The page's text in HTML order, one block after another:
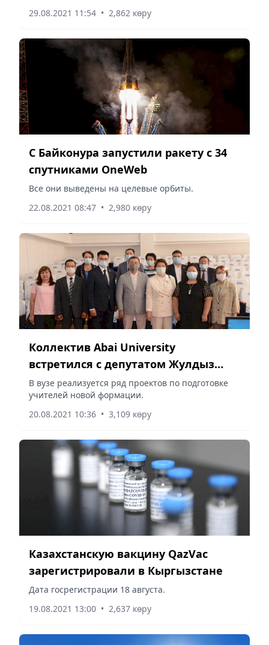
29.08.2021 11:54 • 2,862 көру
С Байконура запустили ракету с 34
спутниками OneWeb
Все они выведены на целевые орбиты.
22.08.2021 08:47 • 2,980 көру
Коллектив Abai University
встретился с депутатом Жулдыз
Сулейменовой
В вузе реализуется ряд проектов по подготовке
учителей новой формации.
20.08.2021 10:36 • 3,109 көру
Казахстанскую вакцину QazVac
зарегистрировали в Кыргызстане
Дата госрегистрации 18 августа.
19.08.2021 13:00 • 2,637 көру